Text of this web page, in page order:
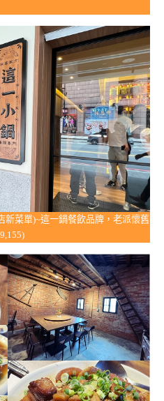
新菜單)~這一鍋餐飲品牌，老派懷舊